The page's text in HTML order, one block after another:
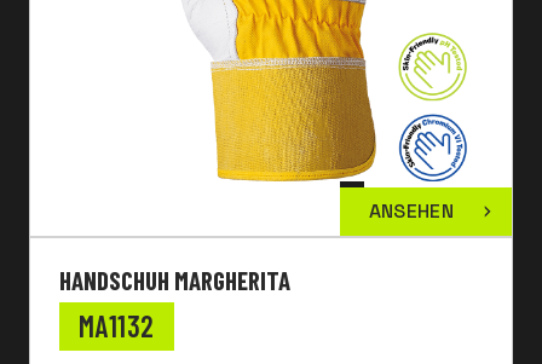
ANSEHEN
HANDSCHUH MARGHERITA
MA1132